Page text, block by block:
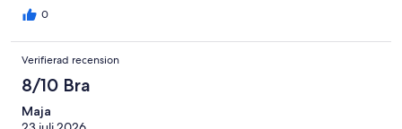
0
Verifierad recension
8/10 Bra
Maja